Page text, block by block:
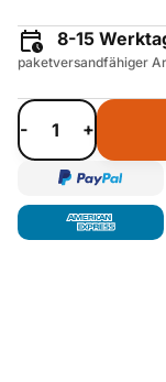
8-15
paketversandfähiger
- +